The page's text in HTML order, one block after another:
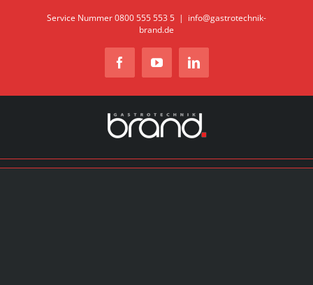
Service Nummer 0800 555 553 5 | info@gastrotechnik-
brand.de
FacebookYouTubeLinkedIn